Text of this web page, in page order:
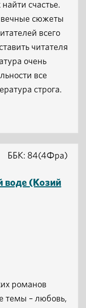
счастье.
вечные сюжеты
всего
читателя
очень
все
строга.
воде (Козий
ББК: 84(4Фра)
романов
темы – любовь,